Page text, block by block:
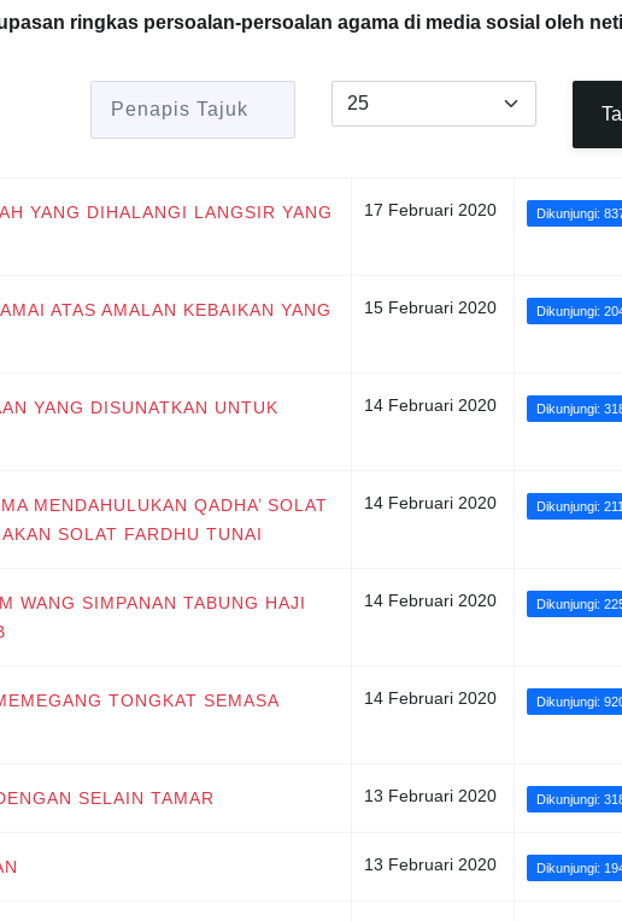
ringkas persoalan-persoalan agama di media sosial oleh
Penapis Tajuk Papar #
YANG DIHALANGI LANGSIR YANG
17 Februari 2020 Dikunjungi:
ATAS AMALAN KEBAIKAN YANG
15 Februari 2020 Dikunjungi:
YANG DISUNATKAN UNTUK
14 Februari 2020 Dikunjungi:
MENDAHULUKAN QADHA’ SOLAT
SOLAT FARDHU TUNAI
14 Februari 2020 Dikunjungi:
WANG SIMPANAN TABUNG HAJI
14 Februari 2020 Dikunjungi:
TONGKAT SEMASA
14 Februari 2020 Dikunjungi:
SELAIN TAMAR 13 Februari 2020 Dikunjungi:
13 Februari 2020 Dikunjungi: